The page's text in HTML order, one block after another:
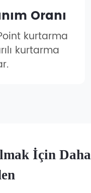
Oranı
kurtarma
kurtarma
İçin Daha